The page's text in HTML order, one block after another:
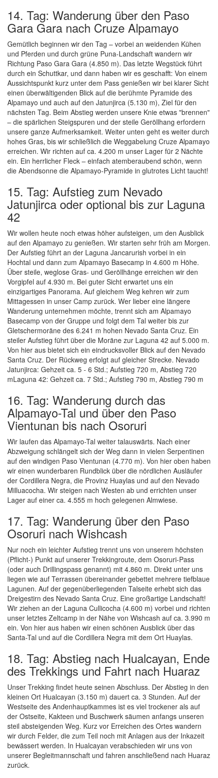
14. Tag: Wanderung über den Paso
Gara Gara nach Cruze Alpamayo
Gemütlich beginnen wir den Tag – vorbei an weidenden Kühen
und Pferden und durch grüne Puna-Landschaft wandern wir
Richtung Paso Gara Gara (4.850 m). Das letzte Wegstück führt
durch ein Schuttkar, und dann haben wir es geschafft: Von einem
Aussichtspunkt kurz unter dem Pass genießen wir bei klarer Sicht
einen überwältigenden Blick auf die berühmte Pyramide des
Alpamayo und auch auf den Jatunjirca (5.130 m), Ziel für den
nächsten Tag. Beim Abstieg werden unsere Knie etwas "brennen"
– die spärlichen Steigspuren und der steile Geröllhang erfordern
unsere ganze Aufmerksamkeit. Weiter unten geht es weiter durch
hohes Gras, bis wir schließlich die Weggabelung Cruze Alpamayo
erreichen. Wir richten auf ca. 4.200 m unser Lager für 2 Nächte
ein. Ein herrlicher Fleck – einfach atemberaubend schön, wenn
die Abendsonne die Alpamayo-Pyramide in glutrotes Licht taucht!
15. Tag: Aufstieg zum Nevado
Jatunjirca oder optional bis zur Laguna
42
Wir wollen heute noch etwas höher aufsteigen, um den Ausblick
auf den Alpamayo zu genießen. Wir starten sehr früh am Morgen.
Der Aufstieg führt an der Laguna Jancarurish vorbei in ein
Hochtal und dann zum Alpamayo Basecamp in 4.600 m Höhe.
Über steile, weglose Gras- und Geröllhänge erreichen wir den
Vorgipfel auf 4.930 m. Bei guter Sicht erwartet uns ein
einzigartiges Panorama. Auf gleichem Weg kehren wir zum
Mittagessen in unser Camp zurück. Wer lieber eine längere
Wanderung unternehmen möchte, trennt sich am Alpamayo
Basecamp von der Gruppe und folgt dem Tal weiter bis zur
Gletschermoräne des 6.241 m hohen Nevado Santa Cruz. Ein
steiler Aufstieg führt über die Moräne zur Laguna 42 auf 5.000 m.
Von hier aus bietet sich ein eindrucksvoller Blick auf den Nevado
Santa Cruz. Der Rückweg erfolgt auf gleicher Strecke. Nevado
Jatunjirca: Gehzeit ca. 5 - 6 Std.; Aufstieg 720 m, Abstieg 720
mLaguna 42: Gehzeit ca. 7 Std.; Aufstieg 790 m, Abstieg 790 m
16. Tag: Wanderung durch das
Alpamayo-Tal und über den Paso
Vientunan bis nach Osoruri
Wir laufen das Alpamayo-Tal weiter talauswärts. Nach einer
Abzweigung schlängelt sich der Weg dann in vielen Serpentinen
auf den windigen Paso Vientunan (4.770 m). Von hier oben haben
wir einen wunderbaren Rundblick über die nördlichen Ausläufer
der Cordillera Negra, die Provinz Huaylas und auf den Nevado
Milluacocha. Wir steigen nach Westen ab und errichten unser
Lager auf einer ca. 4.555 m hoch gelegenen Almwiese.
17. Tag: Wanderung über den Paso
Osoruri nach Wishcash
Nur noch ein leichter Aufstieg trennt uns von unserem höchsten
(Pflicht-) Punkt auf unserer Trekkingroute, dem Osoruri-Pass
(oder auch Drillingspass genannt) mit 4.860 m. Direkt unter uns
liegen wie auf Terrassen übereinander gebettet mehrere tiefblaue
Lagunen. Auf der gegenüberliegenden Talseite erhebt sich das
Dreigestirn des Nevado Santa Cruz. Eine großartige Landschaft!
Wir ziehen an der Laguna Cullicocha (4.600 m) vorbei und richten
unser letztes Zeltcamp in der Nähe von Wishcash auf ca. 3.990 m
ein. Von hier aus haben wir einen schönen Ausblick über das
Santa-Tal und auf die Cordillera Negra mit dem Ort Huaylas.
18. Tag: Abstieg nach Hualcayan, Ende
des Trekkings und Fahrt nach Huaraz
Unser Trekking findet heute seinen Abschluss. Der Abstieg in den
kleinen Ort Hualcayan (3.150 m) dauert ca. 3 Stunden. Auf der
Westseite des Andenhauptkammes ist es viel trockener als auf
der Ostseite, Kakteen und Buschwerk säumen anfangs unseren
steil absteigenden Weg. Kurz vor Erreichen des Ortes wandern
wir durch Felder, die zum Teil noch mit Anlagen aus der Inkazeit
bewässert werden. In Hualcayan verabschieden wir uns von
unserer Begleitmannschaft und fahren anschließend nach Huaraz
zurück.